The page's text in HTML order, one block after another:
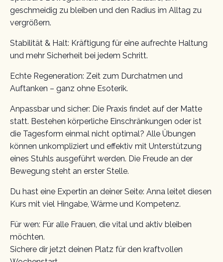
geschmeidig zu bleiben und den Radius im Alltag zu
vergrößern.
Stabilität & Halt: Kräftigung für eine aufrechte Haltung
und mehr Sicherheit bei jedem Schritt.
Echte Regeneration: Zeit zum Durchatmen und
Auftanken – ganz ohne Esoterik.
Anpassbar und sicher: Die Praxis findet auf der Matte
statt. Bestehen körperliche Einschränkungen oder ist
die Tagesform einmal nicht optimal? Alle Übungen
können unkompliziert und effektiv mit Unterstützung
eines Stuhls ausgeführt werden. Die Freude an der
Bewegung steht an erster Stelle.
Du hast eine Expertin an deiner Seite: Anna leitet diesen
Kurs mit viel Hingabe, Wärme und Kompetenz.
Für wen: Für alle Frauen, die vital und aktiv bleiben
möchten.
Sichere dir jetzt deinen Platz für den kraftvollen